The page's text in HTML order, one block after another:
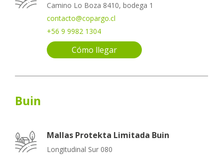
Camino Lo Boza 8410, bodega 1
contacto@copargo.cl
+56 9 9982 1304
Cómo llegar
Buin
Mallas Protekta Limitada Buin
Longitudinal Sur 080